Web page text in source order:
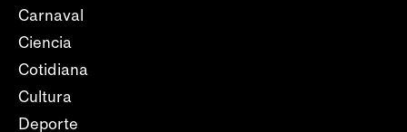
Carnaval
Ciencia
Cotidiana
Cultura
Deporte